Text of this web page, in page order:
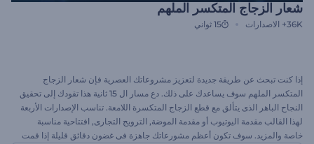
شعار الزجاج المتكسر الملهم
36K+ الاصدارات 15 ثواني
إذا كنت تبحث عن طريقة جديدة لتعزيز مشروعاتك العصرية فإن شعار الزجاج
المتكسر الملهم سوف يساعدك على ذلك. دع مسار ال 15 ثانية هذا تقودك إلى تحقيق
النجاح الباهر الذى يتألق مع قطع الزجاج المتكسرة اللامعة. تناسب الإصدارات الأربعة
لهذا القالب مقدمة اليوتيوب أو مقدمة الموضة, الترويج التجارى, افتتاحية مناسبة
خاصة والمزيد. سوف تكون أعظم مشورعاتك جاهزة فى غضون دقائق قليلة إذا قمت